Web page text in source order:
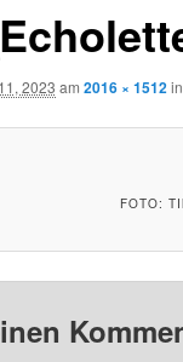
2023 am 2016 × 1512in
FOTO: